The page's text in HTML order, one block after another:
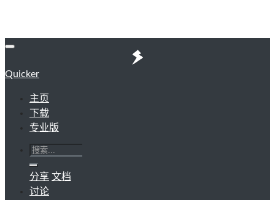
Quicker
主页
下载
专业版
分享 文档
讨论